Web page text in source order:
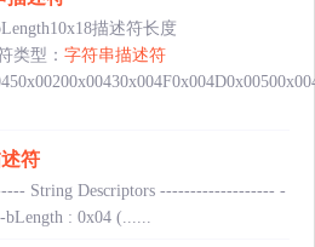
描述符长度
类型： 字符串描述符
符
String Descriptors ------------------- -
: 0x04 (......